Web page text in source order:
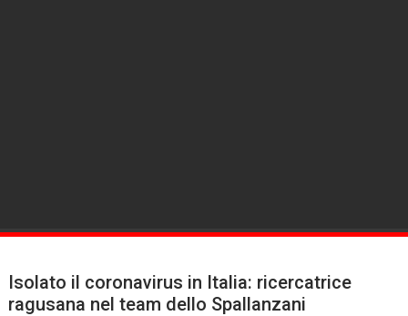
Isolato il coronavirus in Italia: ricercatrice
ragusana nel team dello Spallanzani